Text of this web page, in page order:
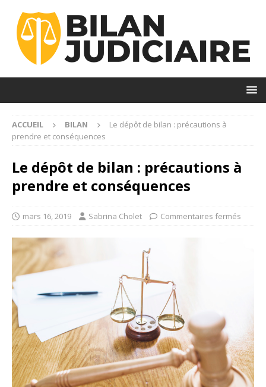
ACCUEIL BILAN
Le dépôt de bilan : précautions à
prendre et conséquences
Le dépôt de bilan : précautions à
prendre et conséquences
mars 16, 2019 Sabrina Cholet Commentaires fermés